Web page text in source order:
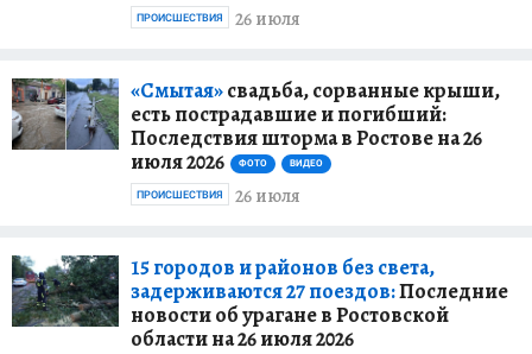
26 июля
ПРОИСШЕСТВИЯ
«Смытая»свадьба, сорванные крыши,
есть пострадавшие и погибший:
Последствия шторма в Ростове на 26
июля 2026
ФОТО ВИДЕО
26 июля
ПРОИСШЕСТВИЯ
15 городов и районов без света,
задерживаются 27 поездов:Последние
новости об урагане в Ростовской
области на 26 июля 2026